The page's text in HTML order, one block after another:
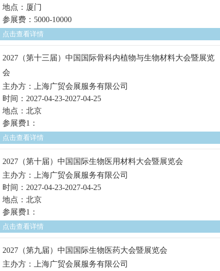
地点：厦门
参展费：5000-10000
点击查看详情
2027（第十三届）中国国际骨科内植物与生物材料大会暨展览
会
主办方：上海广贸会展服务有限公司
时间：2027-04-23-2027-04-25
地点：北京
参展费1：
点击查看详情
2027（第十届）中国国际生物医用材料大会暨展览会
主办方：上海广贸会展服务有限公司
时间：2027-04-23-2027-04-25
地点：北京
参展费1：
点击查看详情
2027（第九届）中国国际生物医药大会暨展览会
主办方：上海广贸会展服务有限公司